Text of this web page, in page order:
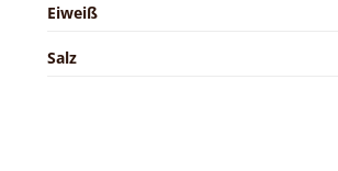
Eiweiß
Salz